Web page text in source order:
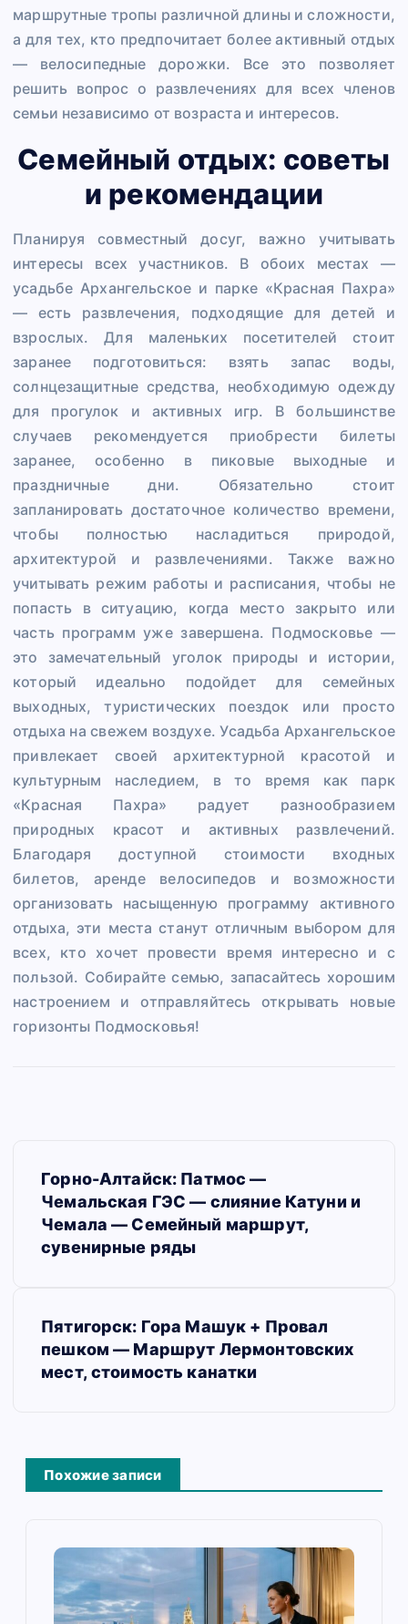
маршрутные тропы различной длины и сложности,
а для тех, кто предпочитает более активный отдых
— велосипедные дорожки. Все это позволяет
решить вопрос о развлечениях для всех членов
семьи независимо от возраста и интересов.
Семейный отдых: советы
и рекомендации
Планируя совместный досуг, важно учитывать
интересы всех участников. В обоих местах —
усадьбе Архангельское и парке «Красная Пахра»
— есть развлечения, подходящие для детей и
взрослых. Для маленьких посетителей стоит
заранее подготовиться: взять запас воды,
солнцезащитные средства, необходимую одежду
для прогулок и активных игр. В большинстве
случаев рекомендуется приобрести билеты
заранее, особенно в пиковые выходные и
праздничные дни. Обязательно стоит
запланировать достаточное количество времени,
чтобы полностью насладиться природой,
архитектурой и развлечениями. Также важно
учитывать режим работы и расписания, чтобы не
попасть в ситуацию, когда место закрыто или
часть программ уже завершена. Подмосковье —
это замечательный уголок природы и истории,
который идеально подойдет для семейных
выходных, туристических поездок или просто
отдыха на свежем воздухе. Усадьба Архангельское
привлекает своей архитектурной красотой и
культурным наследием, в то время как парк
«Красная Пахра» радует разнообразием
природных красот и активных развлечений.
Благодаря доступной стоимости входных
билетов, аренде велосипедов и возможности
организовать насыщенную программу активного
отдыха, эти места станут отличным выбором для
всех, кто хочет провести время интересно и с
пользой. Собирайте семью, запасайтесь хорошим
настроением и отправляйтесь открывать новые
горизонты Подмосковья!
п
о
Горно-Алтайск: Патмос —
Чемальская ГЭС — слияние Катуни и
Чемала — Семейный маршрут,
сувенирные ряды
Пятигорск: Гора Машук + Провал
пешком — Маршрут Лермонтовских
мест, стоимость канатки
Похожие записи